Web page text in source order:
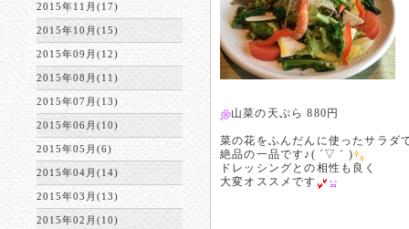
2015年11月(17)
2015年10月(15)
2015年09月(12)
2015年08月(11)
2015年07月(13)
2015年06月(10)
2015年05月(6)
2015年04月(14)
2015年03月(13)
2015年02月(10)
山菜の天ぷら 880円
菜の花をふんだんに使ったサラダ
絶品の一品です♪( ´▽｀)
ドレッシングとの相性も良く
大変オススメです